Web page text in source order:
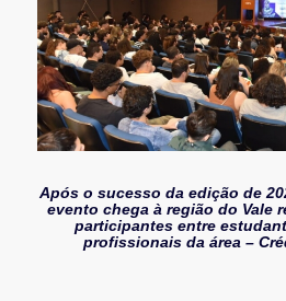
Após o sucesso da edição de
evento chega à região do Vale
participantes entre
profissionais da área –